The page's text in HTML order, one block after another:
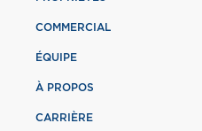
COMMERCIAL
ÉQUIPE
À PROPOS
CARRIÈRE